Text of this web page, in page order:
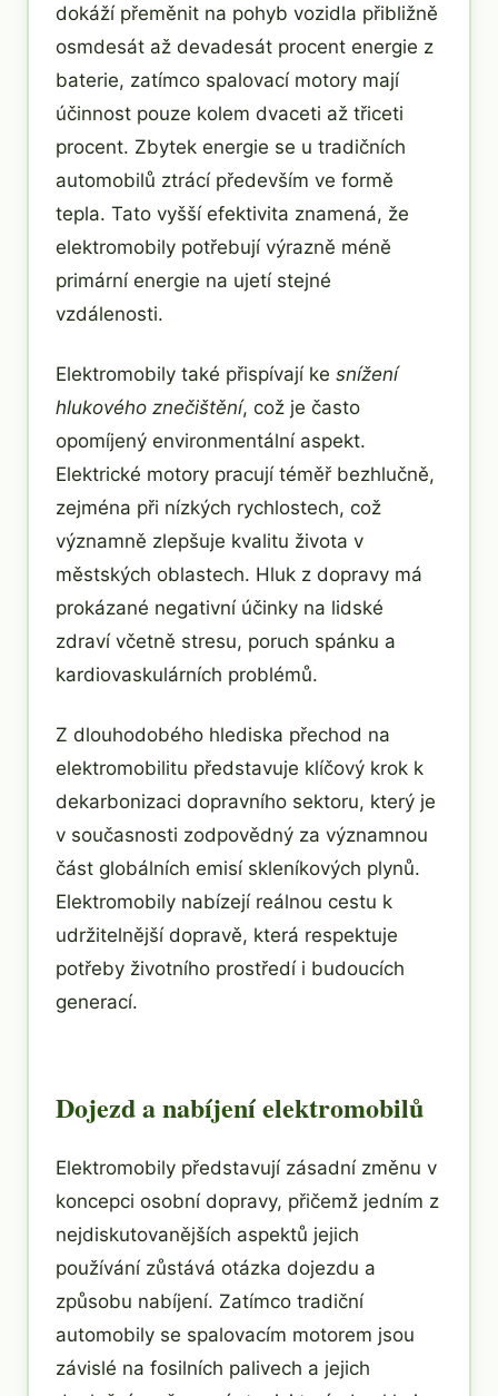
dokáží přeměnit na pohyb vozidla přibližně
osmdesát až devadesát procent energie z
baterie, zatímco spalovací motory mají
účinnost pouze kolem dvaceti až třiceti
procent. Zbytek energie se u tradičních
automobilů ztrácí především ve formě
tepla. Tato vyšší efektivita znamená, že
elektromobily potřebují výrazně méně
primární energie na ujetí stejné
vzdálenosti.
Elektromobily také přispívají ke snížení
hlukového znečištění, což je často
opomíjený environmentální aspekt.
Elektrické motory pracují téměř bezhlučně,
zejména při nízkých rychlostech, což
významně zlepšuje kvalitu života v
městských oblastech. Hluk z dopravy má
prokázané negativní účinky na lidské
zdraví včetně stresu, poruch spánku a
kardiovaskulárních problémů.
Z dlouhodobého hlediska přechod na
elektromobilitu představuje klíčový krok k
dekarbonizaci dopravního sektoru, který je
v současnosti zodpovědný za významnou
část globálních emisí skleníkových plynů.
Elektromobily nabízejí reálnou cestu k
udržitelnější dopravě, která respektuje
potřeby životního prostředí i budoucích
generací.
Dojezd a nabíjení elektromobilů
Elektromobily představují zásadní změnu v
koncepci osobní dopravy, přičemž jedním z
nejdiskutovanějších aspektů jejich
používání zůstává otázka dojezdu a
způsobu nabíjení. Zatímco tradiční
automobily se spalovacím motorem jsou
závislé na fosilních palivech a jejich